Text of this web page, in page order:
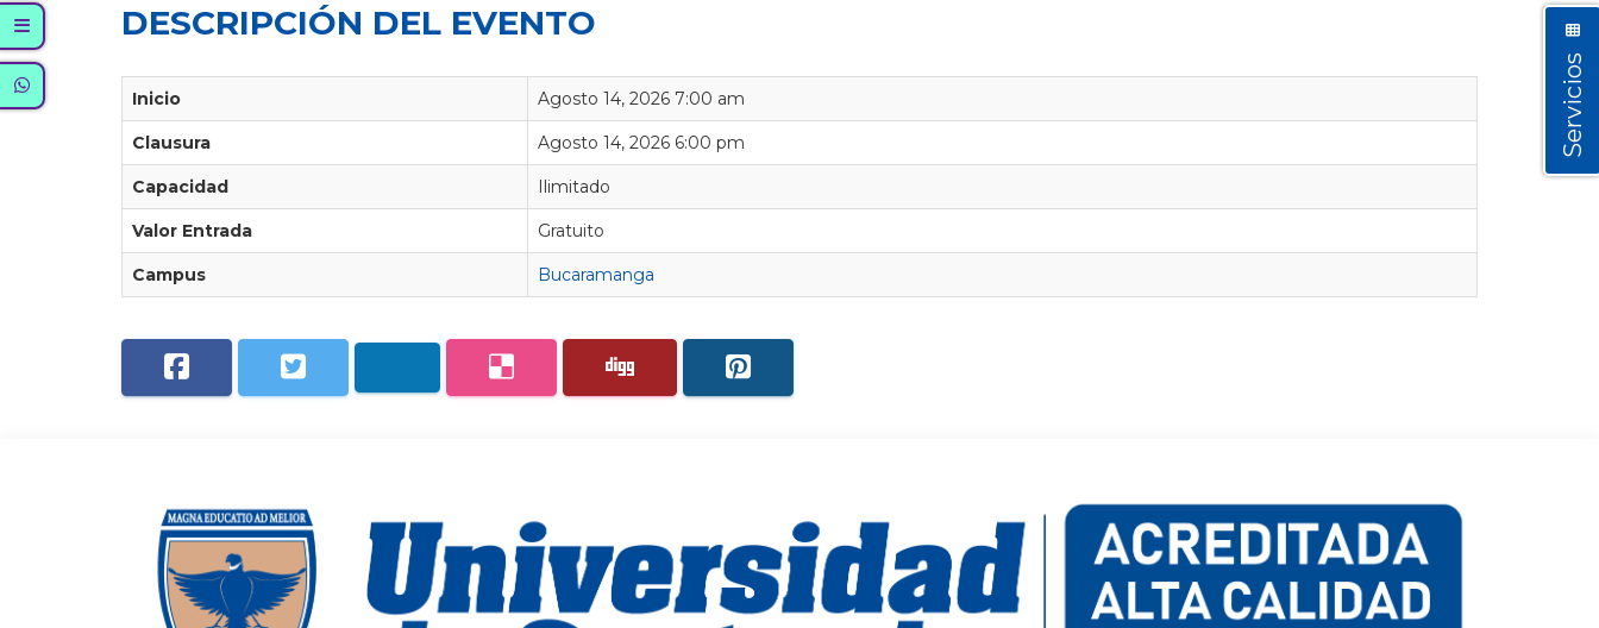
DESCRIPCIÓN DEL EVENTO
Inicio Agosto 14, 2026 7:00 am
Clausura Agosto 14, 2026 6:00 pm
Capacidad Ilimitado
Valor Entrada Gratuito
Campus Bucaramanga
Servicios